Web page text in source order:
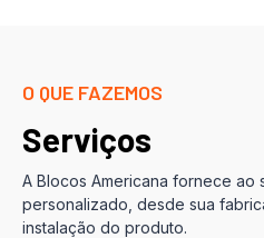
O QUE FAZEMOS
Serviços
A Blocos Americana fornece ao
personalizado, desde sua
instalação do produto.